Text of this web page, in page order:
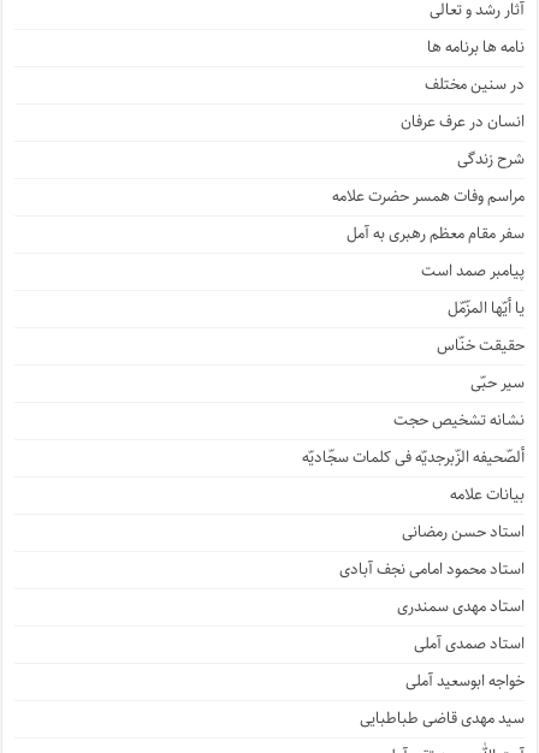
آثار رشد و تعالی
نامه ها برنامه ها
در سنین مختلف
انسان در عرف عرفان
شرح زندگی
مراسم وفات همسر حضرت علامه
سفر مقام معظم رهبری به آمل
پیامبر صمد است
یا أیّها المزّمّل
حقیقت خنّاس
سیر حبّی
نشانه تشخیص حجت
ألصّحیفه الزّبرجدیّه فی کلمات سجّادیّه
بیانات علامه
استاد حسن رمضانی
استاد محمود امامی نجف آبادی
استاد مهدی سمندری
استاد صمدی آملی
خواجه ابوسعید آملی
سید مهدی قاضی طباطبایی